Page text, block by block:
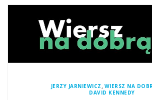
JERZY JARNIEWICZ , WIERSZ NA
DAVID KENNEDY